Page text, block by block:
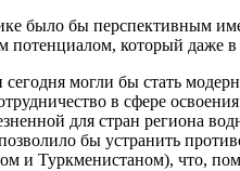
было бы перспективным
который даже в
могли бы стать
в сфере
для стран региона
бы устранить
и Туркменистаном), что,